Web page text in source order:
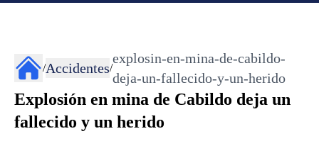
/Accidentes/
explosin-en-mina-de-cabildo-
deja-un-fallecido-y-un-herido
Explosión en mina de Cabildo deja un
fallecido y un herido